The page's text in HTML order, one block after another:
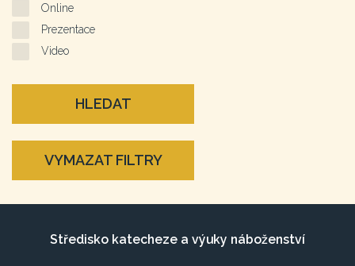
Online
Prezentace
Video
HLEDAT
VYMAZAT FILTRY
Středisko katecheze a výuky náboženství